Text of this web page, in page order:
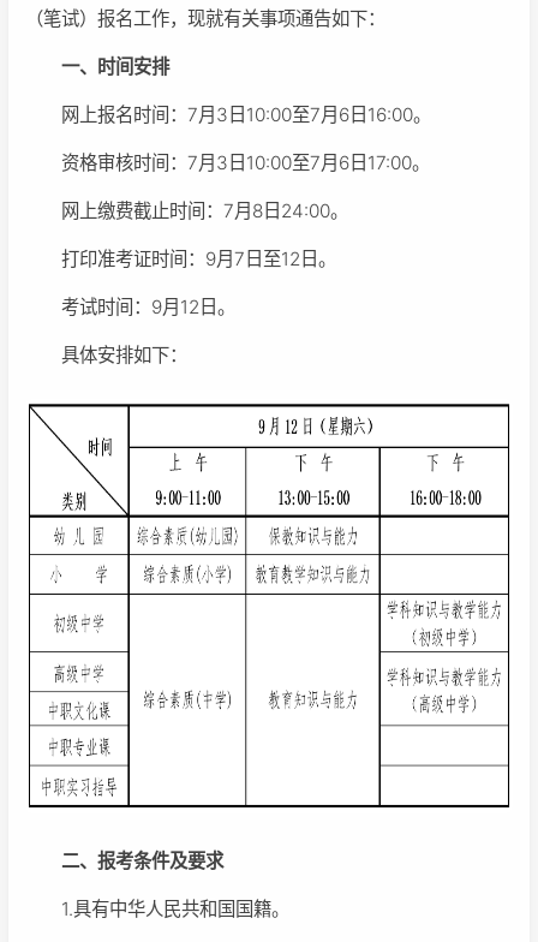
（笔试）报名工作，现就有关事项通告如下：
一、时间安排
网上报名时间：7月3日10:00至7月6日16:00。
资格审核时间：7月3日10:00至7月6日17:00。
网上缴费截止时间：7月8日24:00。
打印准考证时间：9月7日至12日。
考试时间：9月12日。
具体安排如下：
二、报考条件及要求
1.具有中华人民共和国国籍。